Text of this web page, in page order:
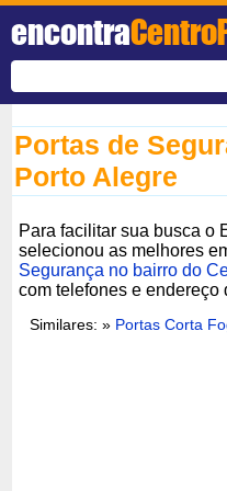
encontra
Portas de
Porto Alegre
Para facilitar sua busca o
selecionou as melhores
Segurança no bairro do
com telefones e endereço
Similares: » Portas Corta